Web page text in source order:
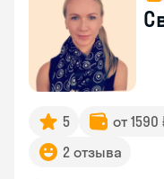
5 от
2 отзыва